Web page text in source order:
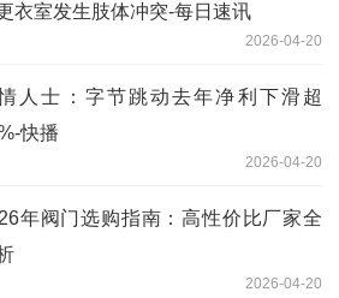
衣室发生肢体冲突-每日速讯
2026-04-20
人士：字节跳动去年净利下滑超
快播
2026-04-20
年阀门选购指南：高性价比厂家全
2026-04-20